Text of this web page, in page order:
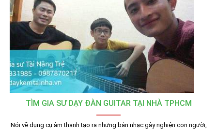
TÌM GIA SƯ DẠY ĐÀN GUITAR TẠI NHÀ TPHCM
Nói về dụng cụ âm thanh tạo ra những bản nhạc gây nghiện con người,